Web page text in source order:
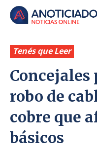
Tenés que Leer
robo de
cobre que
básicos